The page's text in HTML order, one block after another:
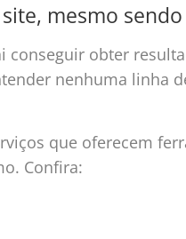
mesmo
conseguir obter
nenhuma linha
que oferecem
Confira: